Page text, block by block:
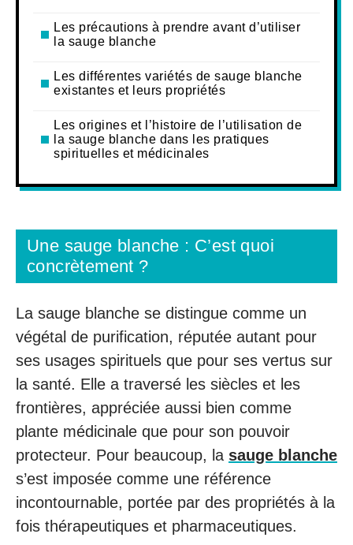
Les précautions à prendre avant d’utiliser
la sauge blanche
Les différentes variétés de sauge blanche
existantes et leurs propriétés
Les origines et l’histoire de l’utilisation de
la sauge blanche dans les pratiques
spirituelles et médicinales
Une sauge blanche : C’est quoi
concrètement ?
La sauge blanche se distingue comme un
végétal de purification, réputée autant pour
ses usages spirituels que pour ses vertus sur
la santé. Elle a traversé les siècles et les
frontières, appréciée aussi bien comme
plante médicinale que pour son pouvoir
protecteur. Pour beaucoup, la sauge blanche
s’est imposée comme une référence
incontournable, portée par des propriétés à la
fois thérapeutiques et pharmaceutiques.